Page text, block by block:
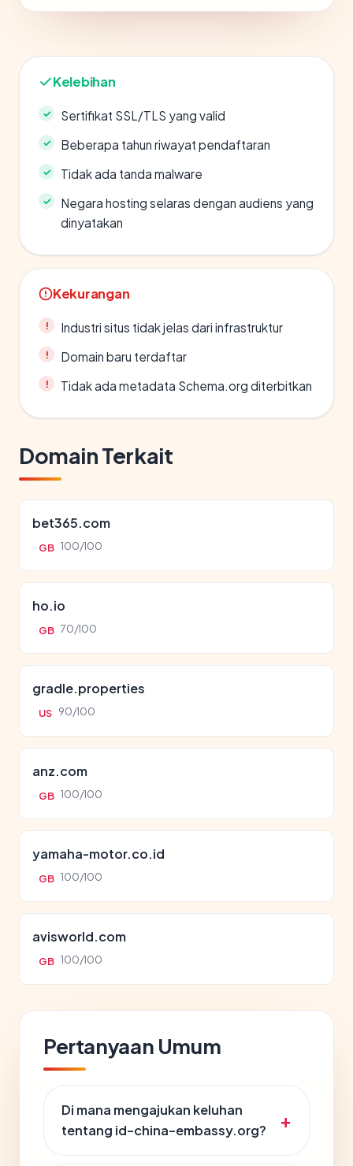
Kelebihan
Sertifikat SSL/TLS yang valid
Beberapa tahun riwayat pendaftaran
Tidak ada tanda malware
Negara hosting selaras dengan audiens yang
dinyatakan
Kekurangan
Industri situs tidak jelas dari infrastruktur
Domain baru terdaftar
Tidak ada metadata Schema.org diterbitkan
Domain Terkait
bet365.com
GB 100/100
ho.io
GB 70/100
gradle.properties
US 90/100
anz.com
GB 100/100
yamaha-motor.co.id
GB 100/100
avisworld.com
GB 100/100
Pertanyaan Umum
Di mana mengajukan keluhan
tentang id-china-embassy.org?